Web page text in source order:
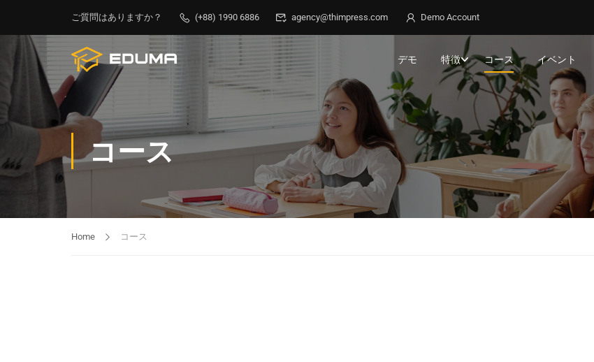
ご質問はありますか？ (+88) 1990 6886 agency@thimpress.com Demo Account
デモ 特徴 コース イベント
コース
Home コース